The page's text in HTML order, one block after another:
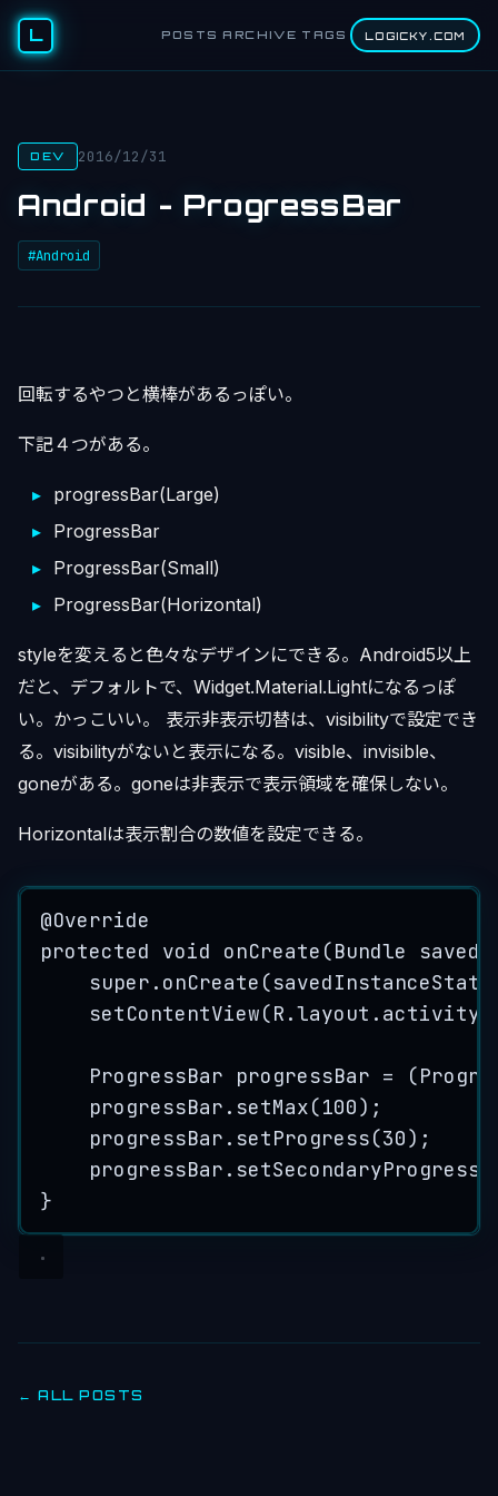
L POSTS ARCHIVE TAGS LOGICKY.COM
DEV 2016/12/31
Android - ProgressBar
#Android
回転するやつと横棒があるっぽい。
下記４つがある。
progressBar(Large)
ProgressBar
ProgressBar(Small)
ProgressBar(Horizontal)
styleを変えると色々なデザインにできる。Android5以上
だと、デフォルトで、Widget.Material.Lightになるっぽ
い。かっこいい。 表示非表示切替は、visibilityで設定でき
る。visibilityがないと表示になる。visible、invisible、
goneがある。goneは非表示で表示領域を確保しない。
Horizontalは表示割合の数値を設定できる。
@Override
protected
void onCreate (Bundle
super . onCreate (savedInstanceState
setContentView(R .layout .
ProgressBar progressBar =
progressBar . setMax(100) ;
progressBar . setProgress(30) ;
progressBar . setSecondaryProgress
}
← ALL POSTS